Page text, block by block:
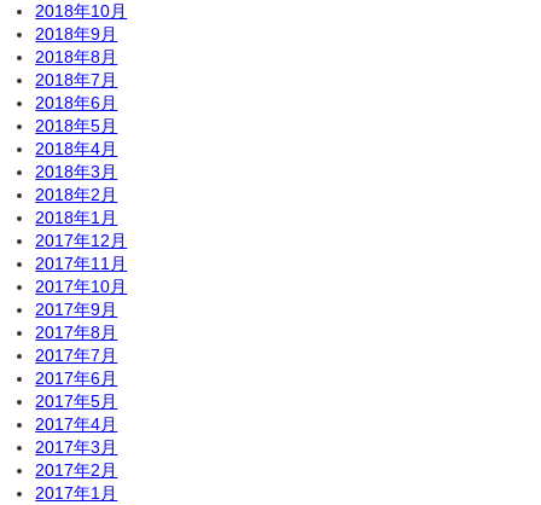
2018年10月
2018年9月
2018年8月
2018年7月
2018年6月
2018年5月
2018年4月
2018年3月
2018年2月
2018年1月
2017年12月
2017年11月
2017年10月
2017年9月
2017年8月
2017年7月
2017年6月
2017年5月
2017年4月
2017年3月
2017年2月
2017年1月